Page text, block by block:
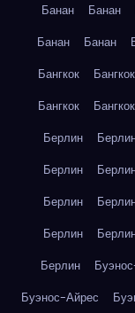
Банан Банан
Банан
Банан
Бангкок
Бангкок
Бангкок
Бангкок
Берлин
Берлин
Берлин
Берлин
Берлин
Буэнос-Айрес